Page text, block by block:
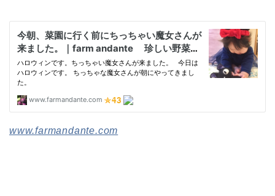
www.farmandante.com